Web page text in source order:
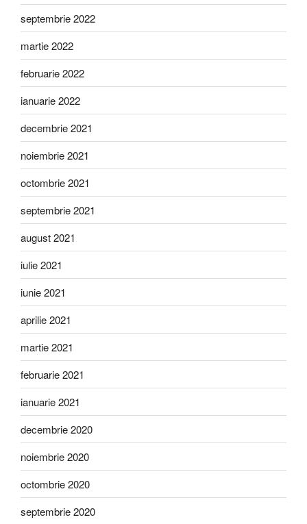
septembrie 2022
martie 2022
februarie 2022
ianuarie 2022
decembrie 2021
noiembrie 2021
octombrie 2021
septembrie 2021
august 2021
iulie 2021
iunie 2021
aprilie 2021
martie 2021
februarie 2021
ianuarie 2021
decembrie 2020
noiembrie 2020
octombrie 2020
septembrie 2020